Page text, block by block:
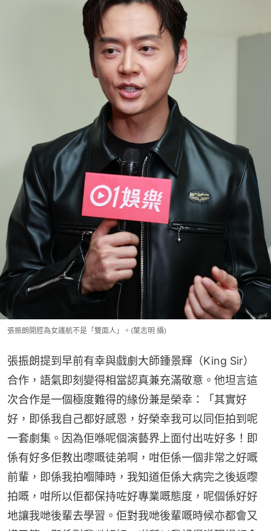
張振朗開腔為女護航不是「雙面人」。(葉志明 攝)
張振朗提到早前有幸與戲劇大師鍾景輝（King Sir）
合作，語氣即刻變得相當認真兼充滿敬意。他坦言這
次合作是一個極度難得的緣份兼是榮幸：「其實好
好，即係我自己都好感恩，好榮幸我可以同佢拍到呢
一套劇集。因為佢喺呢個演藝界上面付出咗好多！即
係有好多佢教出嚟嘅徒弟啊，咁佢係一個非常之好嘅
前輩，即係我拍嗰陣時，我知道佢係大病完之後返嚟
拍嘅，咁所以佢都保持咗好專業嘅態度，呢個係好好
地讓我哋後輩去學習。佢對我哋後輩嘅時候亦都會又